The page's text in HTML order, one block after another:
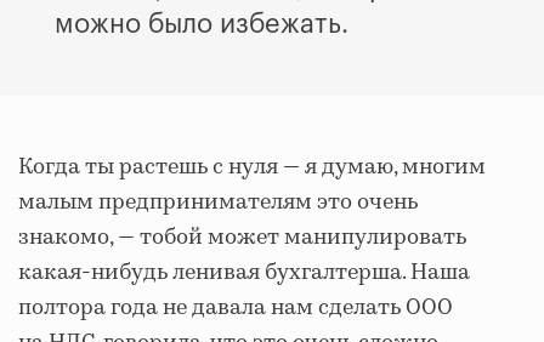
можно было избежать.
Когда ты растешь с нуля — я думаю, многим
малым предпринимателям это очень
знакомо, — тобой может манипулировать
какая-нибудь ленивая бухгалтерша. Наша
полтора года не давала нам сделать ООО